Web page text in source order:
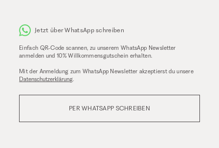
Jetzt über WhatsApp schreiben
Einfach QR-Code scannen, zu unserem WhatsApp Newsletter
anmelden und 10% Willkommensgutschein erhalten.
Mit der Anmeldung zum WhatsApp Newsletter akzeptierst du unsere
Datenschutzerklärung.
PER WHATSAPP SCHREIBEN